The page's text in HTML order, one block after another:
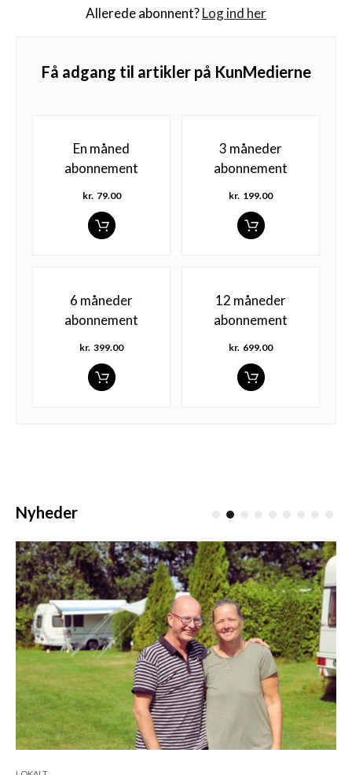
Allerede abonnent?Log ind her
Få adgang til artikler på KunMedierne
En måned
abonnement
kr. 79.00
3 måneder
abonnement
kr. 199.00
6 måneder
abonnement
kr. 399.00
12 måneder
abonnement
kr. 699.00
Nyheder